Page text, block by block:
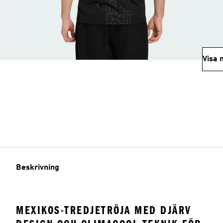
Visa
Beskrivning
MEXIKOS-TREDJETRÖJA MED DJÄRV